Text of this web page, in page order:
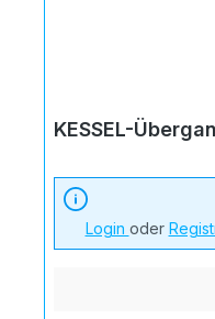
KESSEL-
Login oder